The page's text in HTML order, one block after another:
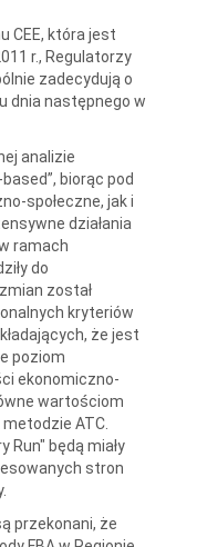
CEE, która jest
r., Regulatorzy
zadecydują o
dnia następnego w
analizie
biorąc pod
społeczne, jak i
działania
ramach
do
został
kryteriów
że jest
poziom
ekonomiczno-
wartościom
ATC.
Run" będą miały
stron
przekonani, że